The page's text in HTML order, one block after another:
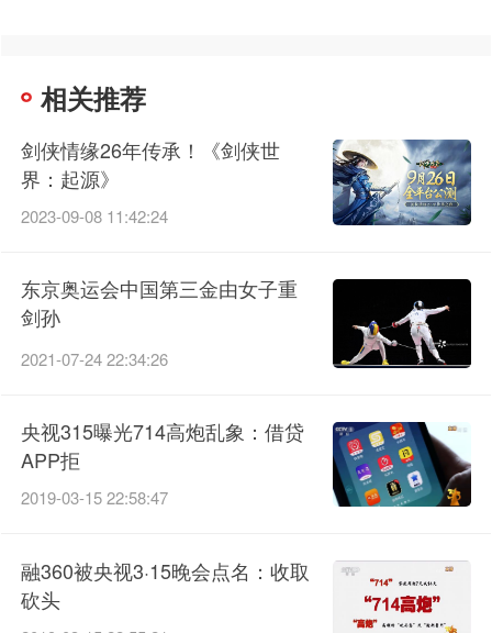
相关推荐
剑侠情缘26年传承！《剑侠世
界：起源》
2023-09-08 11:42:24
东京奥运会中国第三金由女子重
剑孙
2021-07-24 22:34:26
央视315曝光714高炮乱象：借贷
APP拒
2019-03-15 22:58:47
融360被央视3·15晚会点名：收取
砍头